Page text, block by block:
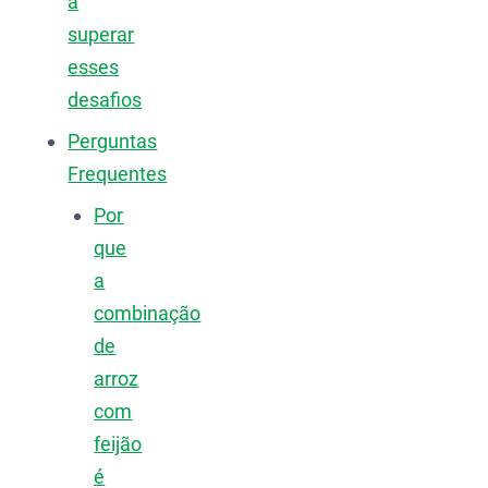
superar
esses
desafios
Perguntas
Frequentes
Por
que
a
combinação
de
arroz
com
feijão
é